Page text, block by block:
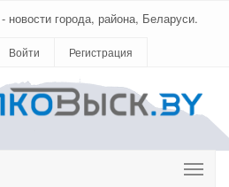
новости города, района, Беларуси.
Войти Регистрация